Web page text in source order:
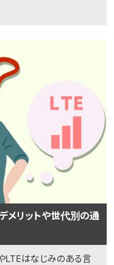
メリットや世代別の通
LTEはなじみのある言